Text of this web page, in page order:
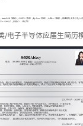
/电子半导体应届生简历